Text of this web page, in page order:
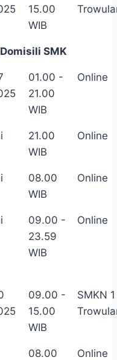
15.00
WIB
SMK
01.00 -
21.00
WIB
Online
21.00
WIB
Online
08.00
WIB
Online
09.00 -
23.59
WIB
Online
09.00 -
15.00
WIB
SMKN 1
08.00
Online